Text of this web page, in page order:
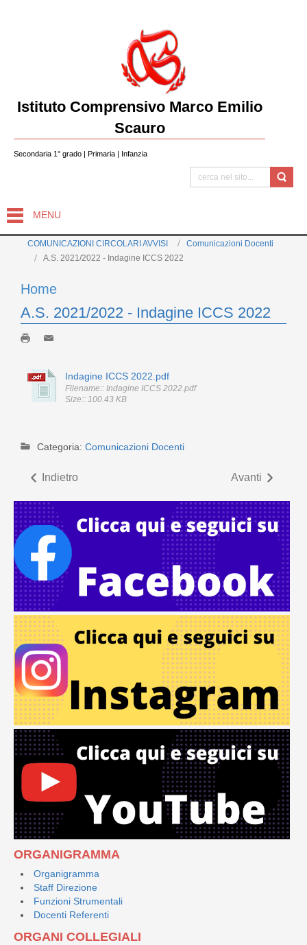
Istituto Comprensivo Marco Emilio
Scauro
Secondaria 1° grado | Primaria | Infanzia
MENU
COMUNICAZIONI CIRCOLARI AVVISI
Comunicazioni Docenti
A.S. 2021/2022 - Indagine ICCS 2022
ORGANIGRAMMA
Organigramma
Staff Direzione
Funzioni Strumentali
Docenti Referenti
ORGANI COLLEGIALI
Home
A.S. 2021/2022 - Indagine ICCS 2022
Indagine ICCS 2022.pdf
Filename:: Indagine ICCS 2022.pdf
Size:: 100.43 KB
Categoria: Comunicazioni Docenti
Indietro Avanti